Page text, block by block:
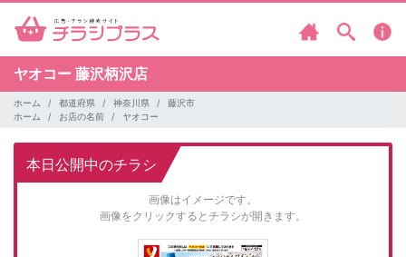
ヤオコー 藤沢柄沢店
ホーム 都道府県 神奈川県
藤沢市
ホーム
お店の名前 ヤオコー
本日公開中のチラシ
画像はイメージです。
画像をクリックするとチラシが開きます。